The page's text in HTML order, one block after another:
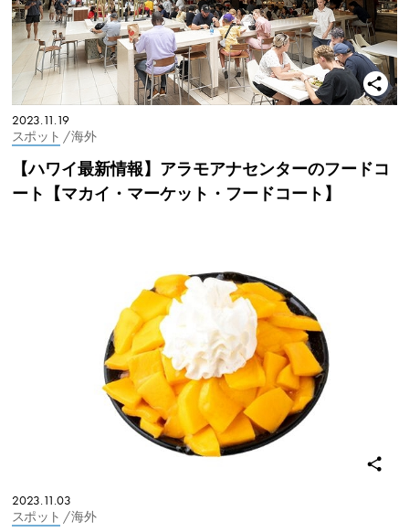
2023.11.19
スポット / 海外
【ハワイ最新情報】アラモアナセンターのフードコ
ート【マカイ・マーケット・フードコート】
2023.11.03
スポット / 海外